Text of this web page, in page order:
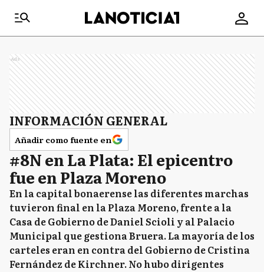
Ads
INFORMACIÓN GENERAL
Añadir como fuente en
#8N en La Plata: El epicentro
fue en Plaza Moreno
En la capital bonaerense las diferentes marchas
tuvieron final en la Plaza Moreno, frente a la
Casa de Gobierno de Daniel Scioli y al Palacio
Municipal que gestiona Bruera. La mayoría de los
carteles eran en contra del Gobierno de Cristina
Fernández de Kirchner. No hubo dirigentes